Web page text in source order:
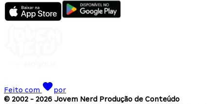
Feito com
por
© 2002 - 2026 Jovem Nerd Produção de Conteúdo